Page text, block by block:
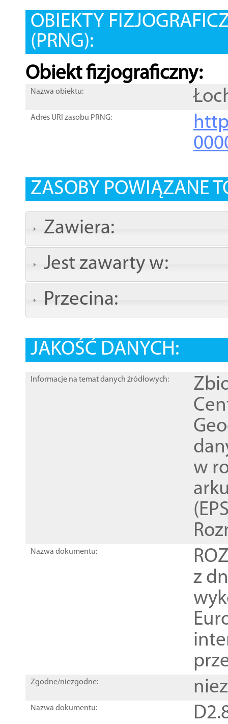
OBIEKTY
(PRNG):
Obiekt fizjograficzny:
Nazwa obiektu:
Adres URI zasobu PRNG:
ZASOBY POWIĄZANE
Zawiera:
Jest zawarty w:
Przecina:
JAKOŚĆ DANYCH:
Informacje na temat danych źródłowych:
w
Nazwa dokumentu:
z
Zgodne/niezgodne:
Nazwa dokumentu: